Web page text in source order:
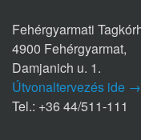
Fehérgyarmati
4900 Fehérgyarmat,
Damjanich u. 1.
Útvonaltervezés ide →
Tel.: +36 44/511-111